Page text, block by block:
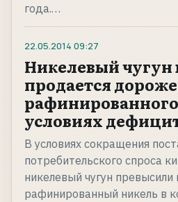
года.…
22.05.2014 09:27
Никелевый чугун
продается дороже
условиях
В условиях сокращения
потребительского спроса
никелевый чугун
рафинированный никель в